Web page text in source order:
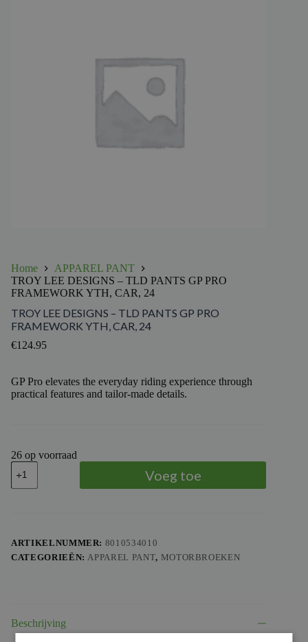
Home
APPAREL PANT
TROY LEE DESIGNS – TLD PANTS GP PRO
FRAMEWORK YTH, CAR, 24
TROY LEE DESIGNS – TLD PANTS GP PRO
FRAMEWORK YTH, CAR, 24
€124.95
GP Pro elevates the everyday riding experience through
practical features and tailor-made details.
26 op voorraad
TROY
LEE
DESIGNS
PRO
FRAMEWORK
Voeg toe
ARTIKELNUMMER: 8010534010
CATEGORIEËN: APPAREL PANT, MOTORBROEKEN
Beschrijving